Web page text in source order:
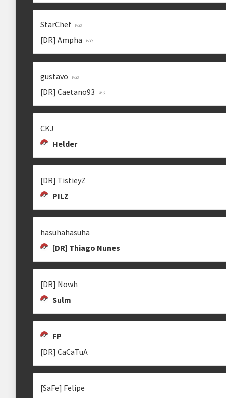
[DR] TISTIEYZ
tistieyz guih8457
StarChef
[DR] Ampha
gustavo
[DR] Caetano93
CKJ
Helder
[DR] TistieyZ
PILZ
hasuhahasuha
[DR] Thiago Nunes
[DR] Nowh
Sulm
FP
[DR] CaCaTuA
[SaFe] Felipe